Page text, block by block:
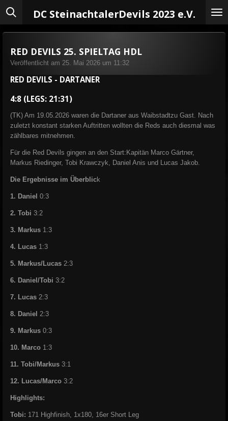
Zum
HauptinhaltDC SteinachtalerDevils 2023 e.V.
RED DEVILS 25. SPIELTAG HDL
Veröffentlicht am 25. Mai 2026 um 11:32
RED DEVILS - DARTANER
4:8 (LEGS: 21:31)
(TK) Am 19.05.2026 waren die Dartaner aus Waibstadtzu Gast. Nach
zuletzt konstant starken Auftritten wollten die Reds auch diesmal was
zählbares mitnehmen.
Für die Red Devils gingen an den Start: Kapitän Marco Gärtner,
Markus Riedinger, Tobi Krawczyk, Daniel Anis und Lucas Jakob.
Die Ergebnisse im Überblick
1. Daniel 0:3
2. Tobi 3:2
3. Markus 1:3
4. Lucas 1:3
5. Markus/Lucas 2:3
6. Daniel/Tobi 3:2
7. Lucas 2:3
8. Daniel 2:3
9. Markus 0:3
10. Marco 1:3
11. Tobi/Markus 3:1
12. Lucas/Marco 3:2
Highlights:
Tobi: 171 Highfinish, 1x180, 16er Short Leg